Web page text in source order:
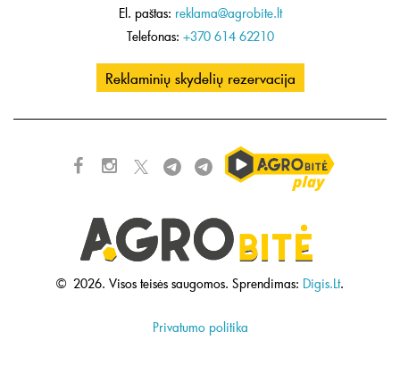
El. paštas: reklama@agrobite.lt
Telefonas: +370 614 62210
Reklaminių skydelių rezervacija
© 2026. Visos teisės saugomos. Sprendimas: Digis.Lt.
Privatumo politika